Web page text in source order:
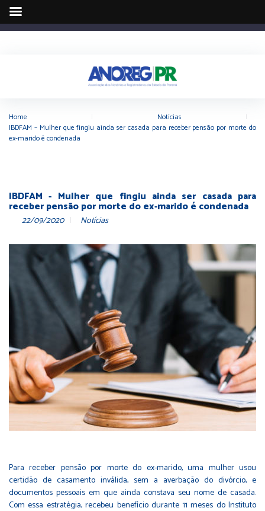
Home Notícias
IBDFAM – Mulher que fingiu ainda ser casada para receber pensão por morte do
ex-marido é condenada
IBDFAM - Mulher que fingiu ainda ser casada para
receber pensão por morte do ex-marido é condenada
22/09/2020 Notícias
Para receber pensão por morte do ex-marido, uma mulher usou
certidão de casamento inválida, sem a averbação do divórcio, e
documentos pessoais em que ainda constava seu nome de casada.
Com essa estratégia, recebeu benefício durante 11 meses do Instituto